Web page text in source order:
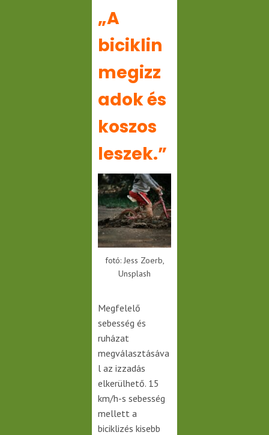
„A
biciklin
megizz
adok és
koszos
leszek.”
fotó: Jess Zoerb,
Unsplash
Megfelelő
sebesség és
ruházat
megválasztásáva
l az izzadás
elkerülhető. 15
km/h-s sebesség
mellett a
biciklizés kisebb